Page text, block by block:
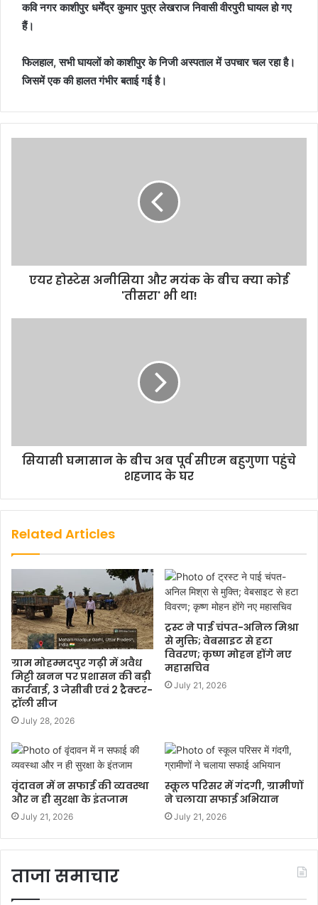
कवि नगर काशीपुर धर्मेंद्र कुमार पुत्र लेखराज निवासी वीरपुरी घायल हो गए
हैं।
फिलहाल, सभी घायलों को काशीपुर के निजी अस्पताल में उपचार चल रहा है।
जिसमें एक की हालत गंभीर बताई गई है।
एयर होस्टेस अनीसिया और मयंक के बीच क्या कोई
'तीसरा' भी था!
सियासी घमासान के बीच अब पूर्व सीएम बहुगुणा पहुंचे
शहजाद के घर
Related Articles
ग्राम मोहम्मदपुर गढ़ी में अवैध
मिट्टी खनन पर प्रशासन की बड़ी
कार्रवाई, 3 जेसीबी एवं 2 ट्रैक्टर-
ट्रॉली सीज
July 28, 2026
ट्रस्ट ने पाई चंपत-अनिल मिश्रा
से मुक्ति; वेबसाइट से हटा
विवरण; कृष्ण मोहन होंगे नए
महासचिव
July 21, 2026
वृंदावन में न सफाई की व्यवस्था
और न ही सुरक्षा के इंतजाम
July 21, 2026
स्कूल परिसर में गंदगी, ग्रामीणों
ने चलाया सफाई अभियान
July 21, 2026
ताजा समाचार